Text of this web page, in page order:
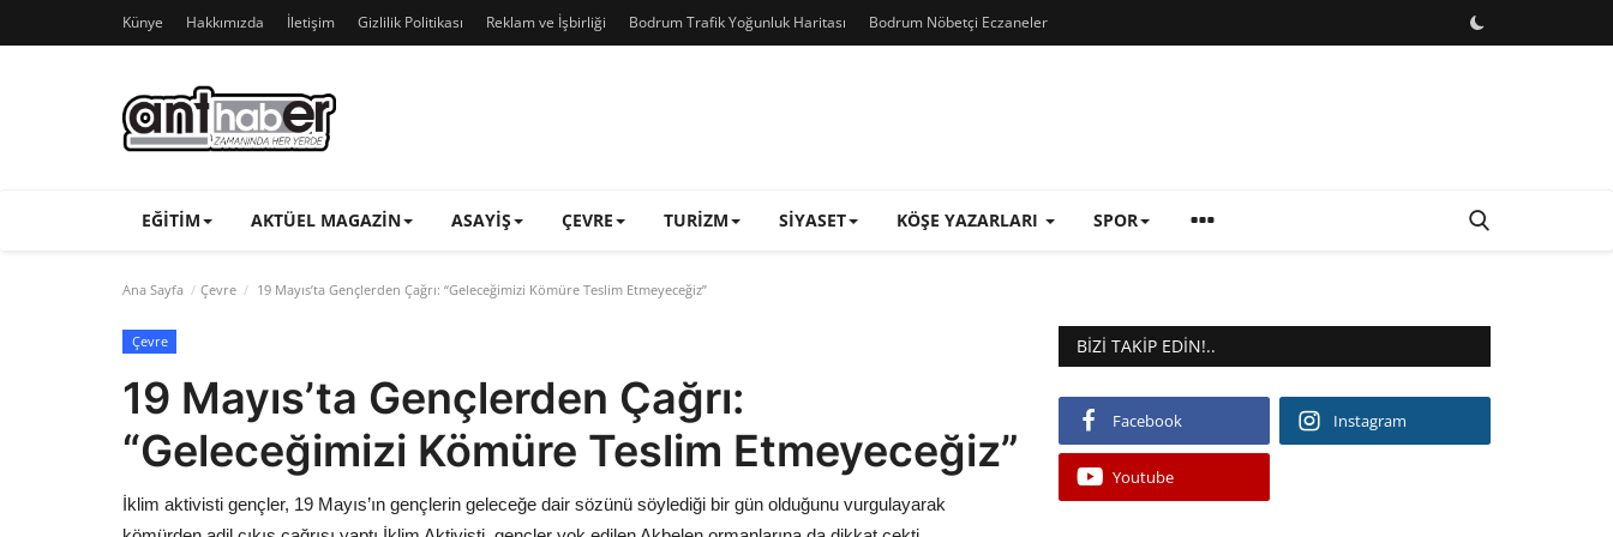
Künye Hakkımızda İletişim Gizlilik Politikası Reklam ve İşbirliği Bodrum Trafik Yoğunluk Haritası Bodrum Nöbetçi Eczaneler
EĞITIM AKTÜEL MAGAZIN ASAYIŞ ÇEVRE TURIZM SIYASET KÖŞE YAZARLARI SPOR
Ana Sayfa Çevre 19 Mayıs’ta Gençlerden Çağrı: “Geleceğimizi Kömüre Teslim Etmeyeceğiz”
Çevre
19 Mayıs’ta Gençlerden Çağrı:
“Geleceğimizi Kömüre Teslim Etmeyeceğiz”
İklim aktivisti gençler, 19 Mayıs’ın gençlerin geleceğe dair sözünü söylediği bir gün olduğunu vurgulayarak
BIZI TAKIP EDIN!..
Facebook Instagram
Youtube